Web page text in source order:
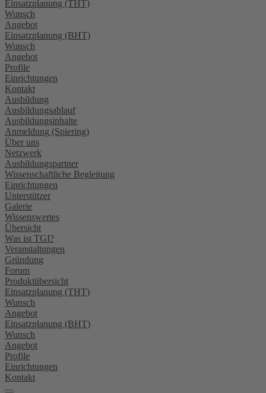
Einsatzplanung (THT)
Wunsch
Angebot
Einsatzplanung (BHT)
Wunsch
Angebot
Profile
Einrichtungen
Kontakt
Ausbildung
Ausbildungsablauf
Ausbildungsinhalte
Anmeldung (Spiering)
Über uns
Netzwerk
Ausbildungspartner
Wissenschaftliche Begleitung
Einrichtungen
Unterstützer
Galerie
Wissenswertes
Übersicht
Was ist TGI?
Veranstaltungen
Gründung
Forum
Produktübersicht
Einsatzplanung (THT)
Wunsch
Angebot
Einsatzplanung (BHT)
Wunsch
Angebot
Profile
Einrichtungen
Kontakt